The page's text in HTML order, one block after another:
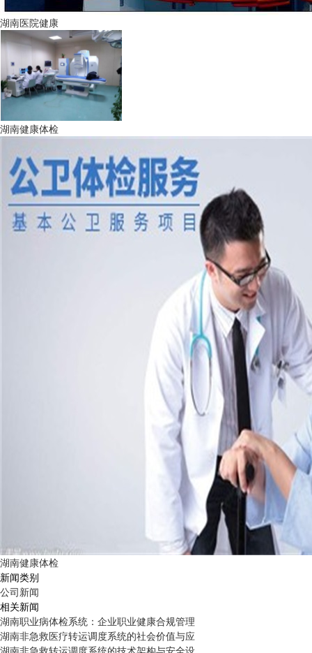
湖南医院健康
湖南健康体检
湖南健康体检
新闻类别
公司新闻
相关新闻
湖南职业病体检系统：企业职业健康合规管理
湖南非急救医疗转运调度系统的社会价值与应
湖南非急救转运调度系统的技术架构与安全设